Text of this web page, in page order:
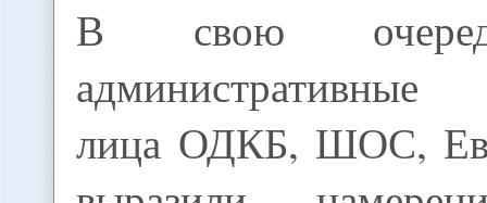
В свою
лица ОДКБ, ШОС,